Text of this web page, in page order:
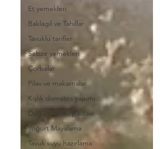
Et yemekleri
Baklagil ve Tahıllar
Tavuklu tarifler
Sebze yemekleri
Çorbalar
Pilav ve makarnalar
Kışlık domates yapımı
Doğum günü pastası
Yoğurt Mayalama
Tavuk suyu hazırlama